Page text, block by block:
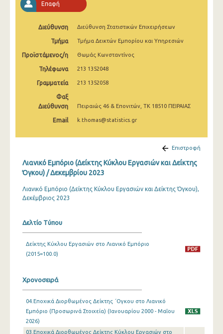
Αυγούστου 2025
Ιουλίου 2025
Ιουνίου 2025
Μαΐου 2025
Απριλίου 2025
Μαρτίου 2025
Φεβρουαρίου 2025
Ιανουαρίου 2025
Νοεμβρίου 2024
Οκτωβρίου 2024
Αυγούστου 2024
Ιουλίου 2024
Μαΐου 2024
Απριλίου 2024
Μαρτίου 2024
Επαφή
Διεύθυνση Διεύθυνση Στατιστικών Επιχειρήσεων
Τμήμα Τμήμα Δεικτών Εμπορίου και Υπηρεσιών
Προϊστάμενος/η Θωμάς Κωνσταντίνος
Τηλέφωνα 213 1352048
Γραμματεία 213 1352058
Φαξ
Διεύθυνση
Πειραιώς 46 & Επονιτών, ΤΚ 18510 ΠΕΙΡΑΙΑΣ
Email k.thomas@statistics.gr
Επιστροφή
Λιανικό Εμπόριο (Δείκτης Κύκλου Εργασιών και Δείκτης
Όγκου) / Δεκεμβρίου 2023
Λιανικό Εμπόριο (Δείκτης Κύκλου Εργασιών και Δείκτης Όγκου),
Δεκέμβριος 2023
Δελτίο Τύπου
Δείκτης Κύκλου Εργασιών στο Λιανικό Εμπόριο
(2015=100.0)
Χρονοσειρά
04.Εποχικά Διορθωμένος Δείκτης ΄Ογκου στο Λιανικό
Εμπόριο (Προσωρινά Στοιχεία) (Ιανουαρίου 2000 - Μαΐου
2026)
03.Εποχικά Διορθωμένος Δείκτης Κύκλου Εργασιών στο